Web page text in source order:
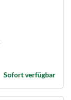
Sofort verfügbar